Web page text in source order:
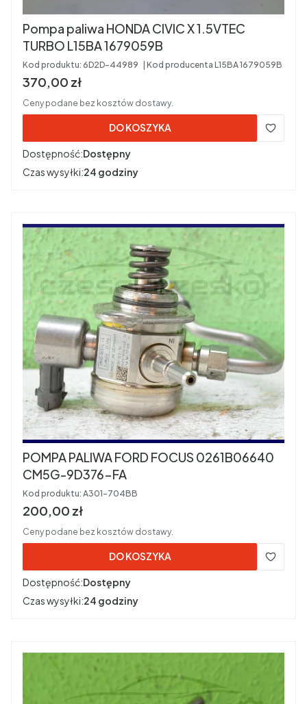
Pompa paliwa HONDA CIVIC X 1.5VTEC
TURBO L15BA 1679059B
Kod produktu: 6D2D-44989 Kod producenta L15BA 1679059B
Cena brutto
370,00 zł
Ceny podane bez kosztów dostawy.
DO KOSZYKA
Dostępność:Dostępny
Czas wysyłki:24 godziny
POMPA PALIWA FORD FOCUS 0261B06640
CM5G-9D376-FA
Kod produktu: A301-704BB
Cena brutto
200,00 zł
Ceny podane bez kosztów dostawy.
DO KOSZYKA
Dostępność:Dostępny
Czas wysyłki:24 godziny